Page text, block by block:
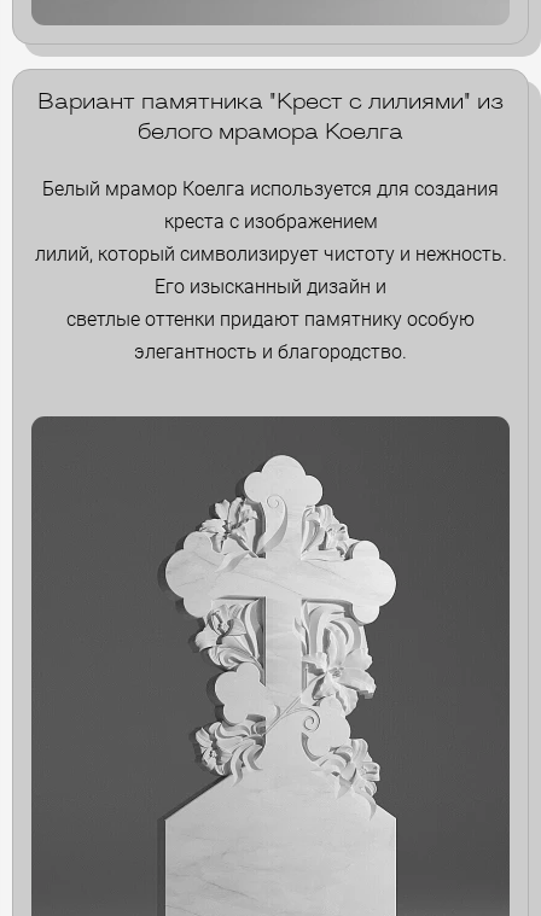
Вариант памятника "Крест с лилиями" из
белого мрамора Коелга
Белый мрамор Коелга используется для создания
креста с изображением
лилий, который символизирует чистоту и нежность.
Его изысканный дизайн и
светлые оттенки придают памятнику особую
элегантность и благородство.